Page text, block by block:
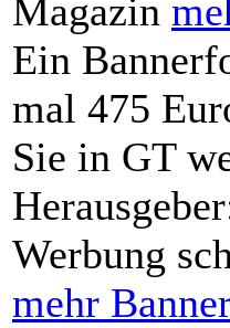
Magazin
Ein
mal 475
Sie in GT
Werbung
mehr